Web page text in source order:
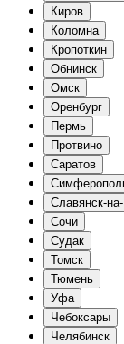
Киров
Коломна
Кропоткин
Обнинск
Омск
Оренбург
Пермь
Протвино
Саратов
Славянск-
Сочи
Судак
Томск
Тюмень
Уфа
Чебоксары
Челябинск